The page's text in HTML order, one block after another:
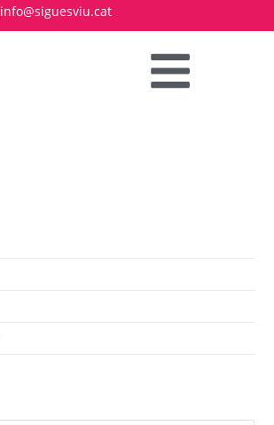
info@siguesviu.cat